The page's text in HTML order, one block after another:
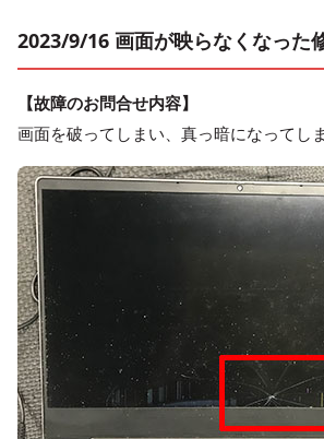
2023/9/16 画面が映らなくなった
【故障のお問合せ内容】
画面を破ってしまい、真っ暗になってし